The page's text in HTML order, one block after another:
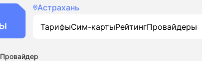
Астрахань
ТарифыСим-картыРейтингПровайдеры
Провайдер